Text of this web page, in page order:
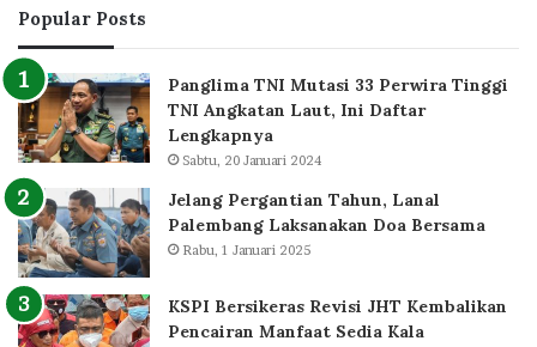
Popular Posts
Panglima TNI Mutasi 33 Perwira Tinggi
TNI Angkatan Laut, Ini Daftar
Lengkapnya
Sabtu, 20 Januari 2024
Jelang Pergantian Tahun, Lanal
Palembang Laksanakan Doa Bersama
Rabu, 1 Januari 2025
KSPI Bersikeras Revisi JHT Kembalikan
Pencairan Manfaat Sedia Kala